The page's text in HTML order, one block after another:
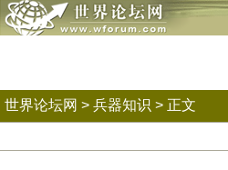
世界论坛网 > 兵器知识 > 正文